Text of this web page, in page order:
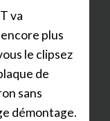
va
plus
le clipsez
de
sans
démontage.